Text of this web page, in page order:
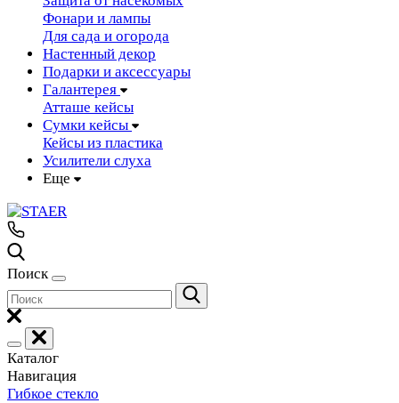
Фонари и лампы
Для сада и огорода
Настенный декор
Подарки и аксессуары
Галантерея
Атташе кейсы
Сумки кейсы
Кейсы из пластика
Усилители слуха
Еще
Поиск
Каталог
Навигация
Гибкое стекло